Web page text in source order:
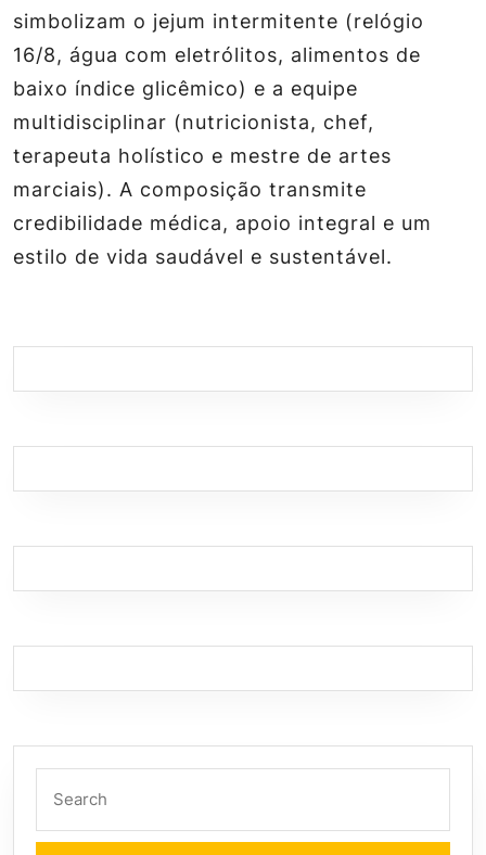
simbolizam o jejum intermitente (relógio
16/8, água com eletrólitos, alimentos de
baixo índice glicêmico) e a equipe
multidisciplinar (nutricionista, chef,
terapeuta holístico e mestre de artes
marciais). A composição transmite
credibilidade médica, apoio integral e um
estilo de vida saudável e sustentável.